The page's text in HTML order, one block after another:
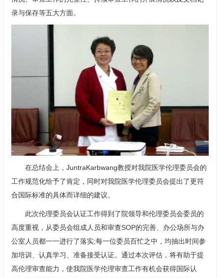
录与保存等五大方面。
在总结会上，JuntraKarbwang教授对我院医学伦理委员会的
工作规范化给予了肯定，同时对我院医学伦理委员会提出了更符
合国际标准的具体而详细的建议。
此次伦理委员会认证工作得到了院领导和伦理委员会委员的
高度重视，从委员会组成人员和审查SOP的完善、办公场所与办
公室人员都一一进行了落实;每一位委员百忙之中，均抽出时间参
加培训、认真学习、准备接受认证。通过本次评估，将有助于提
高伦理审查能力，使我院医学伦理审查工作有机会获得国际认